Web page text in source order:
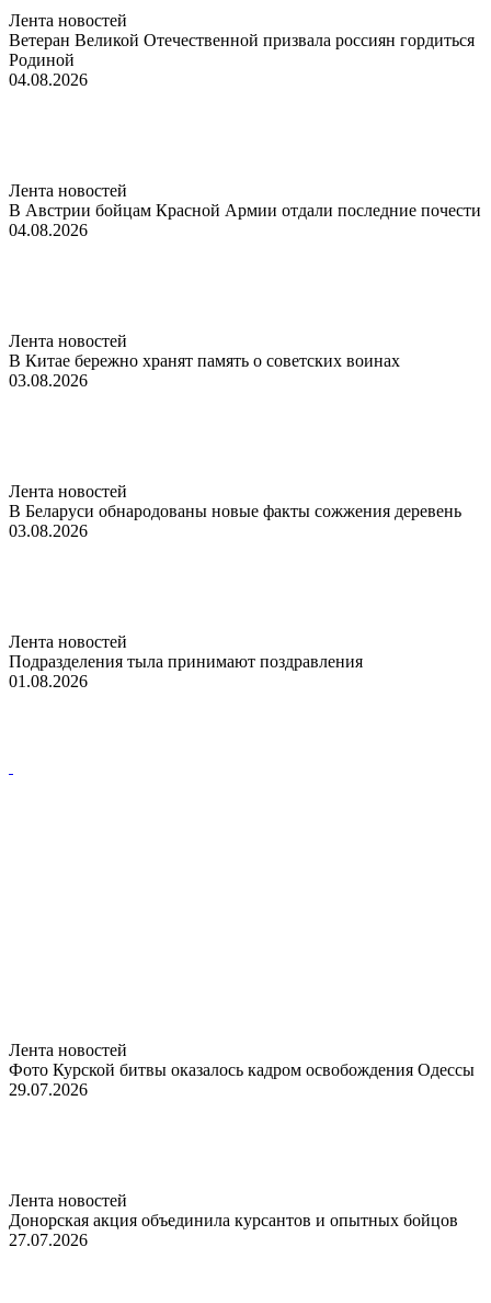
Лента новостей
Ветеран Великой Отечественной призвала россиян гордиться
Родиной
04.08.2026
Лента новостей
В Австрии бойцам Красной Армии отдали последние почести
04.08.2026
Лента новостей
В Китае бережно хранят память о советских воинах
03.08.2026
Лента новостей
В Беларуси обнародованы новые факты сожжения деревень
03.08.2026
Лента новостей
Подразделения тыла принимают поздравления
01.08.2026
Лента новостей
Фото Курской битвы оказалось кадром освобождения Одессы
29.07.2026
Лента новостей
Донорская акция объединила курсантов и опытных бойцов
27.07.2026